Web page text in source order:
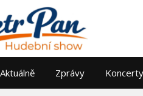
Aktuálně Zprávy Koncerty